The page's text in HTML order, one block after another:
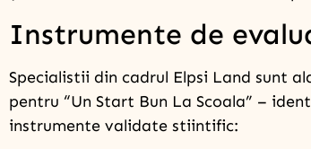
Instrumente de
Specialistii din cadrul Elpsi Land sunt
pentru “Un Start Bun La Scoala” –
instrumente validate stiintific: